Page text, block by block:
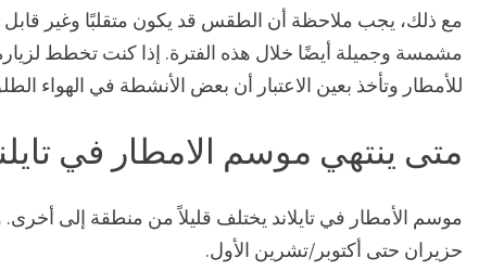
مع ذلك، يجب ملاحظة أن الطقس قد يكون متقلبًا وغير قابل
مشمسة وجميلة أيضًا خلال هذه الفترة. إذا كنت تخطط
للأمطار وتأخذ بعين الاعتبار أن بعض الأنشطة في الهواء
متى ينتهي موسم الامطار في
موسم الأمطار في تايلاند يختلف قليلاً من منطقة إلى أخرى.
حزيران حتى أكتوبر/تشرين الأول.